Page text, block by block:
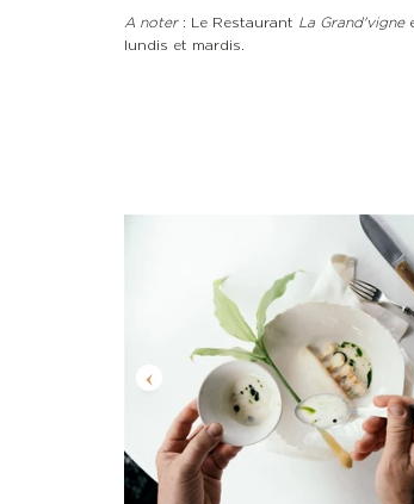
A noter: Le Restaurant La Grand'vigne
lundis et mardis.